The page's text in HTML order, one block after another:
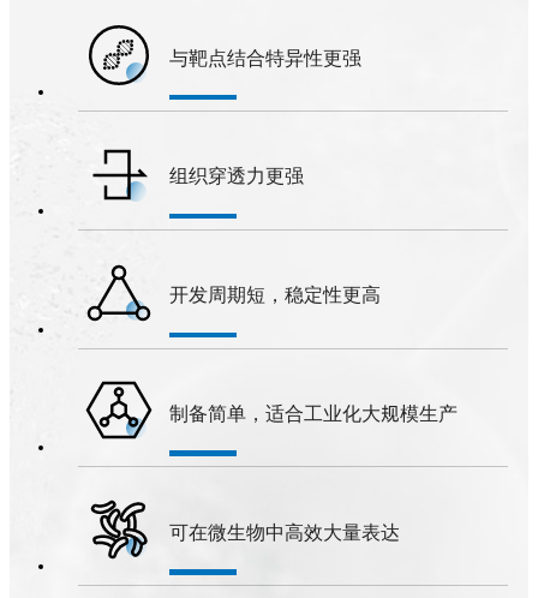
与靶点结合特异性更强
组织穿透力更强
开发周期短，稳定性更高
制备简单，适合工业化大规模生产
可在微生物中高效大量表达